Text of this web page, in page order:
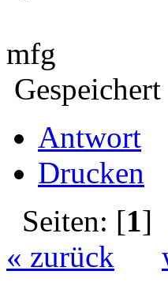
mfg
Gespeichert
Antwort
Drucken
Seiten: [1]
« zurück